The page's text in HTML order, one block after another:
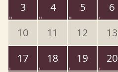
3
4 5 6
10
11 12 13
17
18 19 20